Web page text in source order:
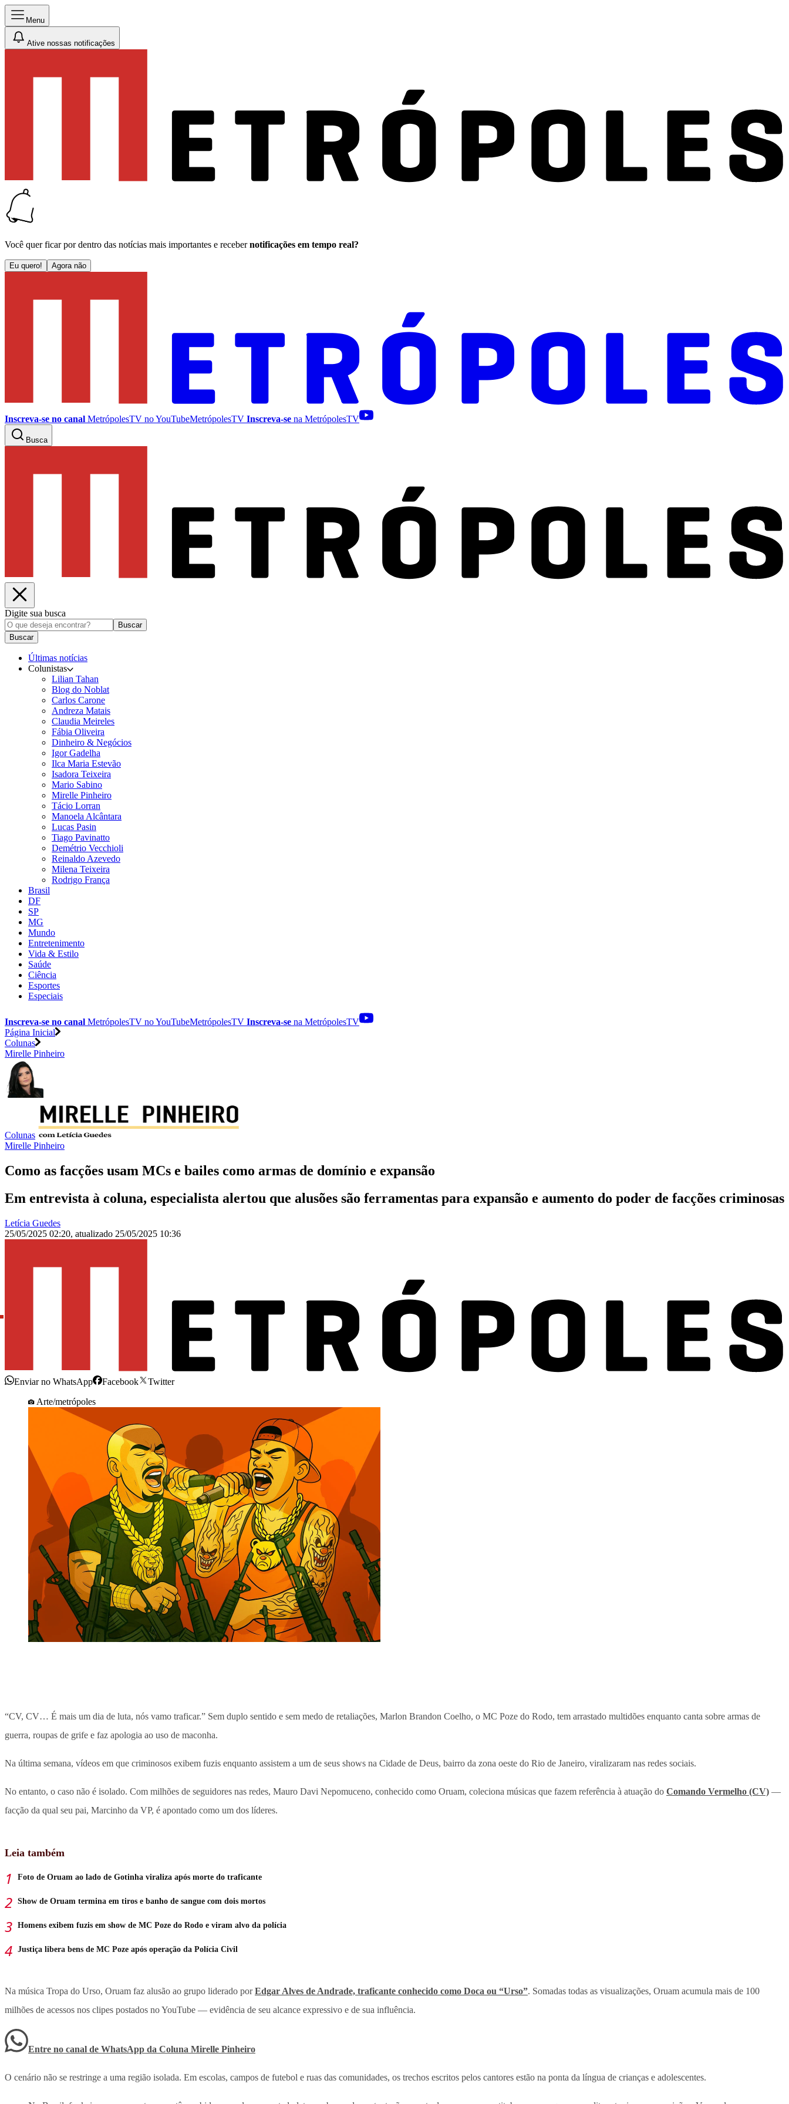
Menu
Ative nossas notificações
Você quer ficar por dentro das notícias mais importantes e receber notificações em tempo real?
Eu quero! Agora não
Inscreva-se no canal MetrópolesTV noYouTubeMetrópolesTV Inscreva-se na MetrópolesTV
Busca
Digite sua busca
Buscar
Buscar
Últimas notícias
Colunistas
Lilian Tahan
Blog do Noblat
Carlos Carone
Andreza Matais
Claudia Meireles
Fábia Oliveira
Dinheiro & Negócios
Igor Gadelha
Ilca Maria Estevão
Isadora Teixeira
Mario Sabino
Mirelle Pinheiro
Tácio Lorran
Manoela Alcântara
Lucas Pasin
Tiago Pavinatto
Demétrio Vecchioli
Reinaldo Azevedo
Milena Teixeira
Rodrigo França
Brasil
DF
SP
MG
Mundo
Entretenimento
Vida & Estilo
Saúde
Ciência
Esportes
Especiais
Inscreva-se no canal MetrópolesTV noYouTubeMetrópolesTV Inscreva-se na MetrópolesTV
Página Inicial
Colunas
Mirelle Pinheiro
Colunas
Mirelle Pinheiro
Como as facções usam MCs e bailes como armas de domínio e expansão
Em entrevista à coluna, especialista alertou que alusões são ferramentas para expansão e aumento do poder de facções criminosas
Letícia Guedes
25/05/2025 02:20, atualizado 25/05/2025 10:36
Enviar no WhatsApp Facebook
Twitter
Arte/metrópoles
“CV, CV… É mais um dia de luta, nós vamo traficar.” Sem duplo sentido e sem medo de retaliações, Marlon Brandon Coelho, o MC Poze do Rodo, tem arrastado multidões enquanto canta sobre armas de
guerra, roupas de grife e faz apologia ao uso de maconha.
Na última semana, vídeos em que criminosos exibem fuzis enquanto assistem a um de seus shows na Cidade de Deus, bairro da zona oeste do Rio de Janeiro, viralizaram nas redes sociais.
No entanto, o caso não é isolado. Com milhões de seguidores nas redes, Mauro Davi Nepomuceno, conhecido como Oruam, coleciona músicas que fazem referência à atuação do Comando Vermelho (CV) —
facção da qual seu pai, Marcinho da VP, é apontado como um dos líderes.
Leia também
Foto de Oruam ao lado de Gotinha viraliza após morte do traficante
Show de Oruam termina em tiros e banho de sangue com dois mortos
Homens exibem fuzis em show de MC Poze do Rodo e viram alvo da polícia
Justiça libera bens de MC Poze após operação da Polícia Civil
Na música Tropa do Urso, Oruam faz alusão ao grupo liderado porEdgar Alves de Andrade, traficante conhecido como Doca ou “Urso”. Somadas todas as visualizações, Oruam acumula mais de 100
milhões de acessos nos clipes postados no YouTube — evidência de seu alcance expressivo e de sua influência.
Entre no canal de WhatsApp da Coluna Mirelle Pinheiro
O cenário não se restringe a uma região isolada. Em escolas, campos de futebol e ruas das comunidades, os trechos escritos pelos cantores estão na ponta da língua de crianças e adolescentes.